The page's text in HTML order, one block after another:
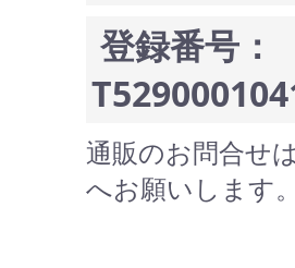
登録番号：
通販のお問合せ
へお願いします。